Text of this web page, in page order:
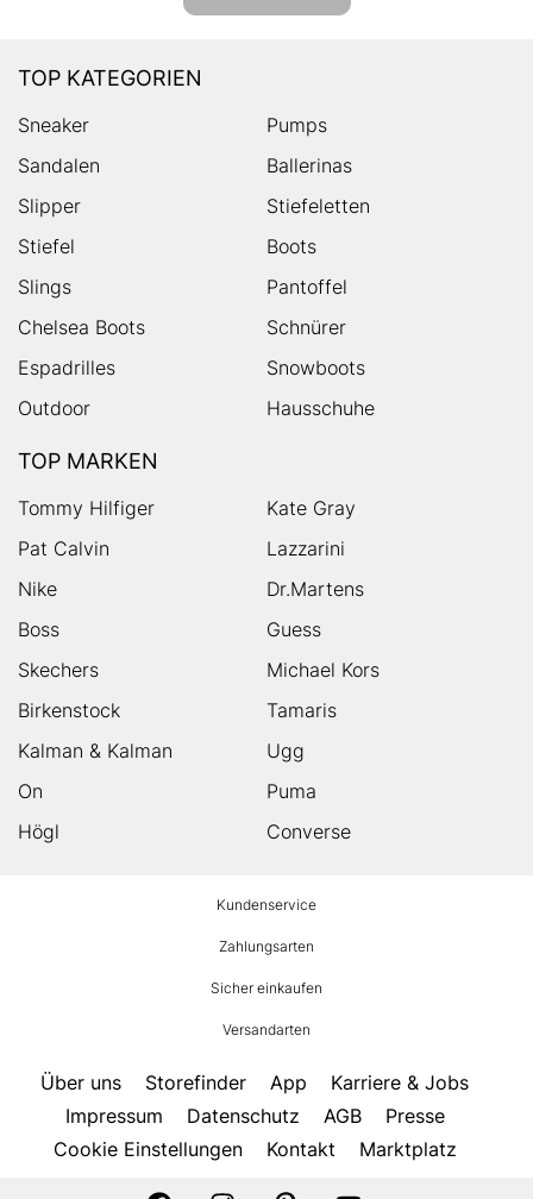
TOP KATEGORIEN
Sneaker
Pumps
Sandalen
Ballerinas
Slipper
Stiefeletten
Stiefel
Boots
Slings
Pantoffel
Chelsea Boots
Schnürer
Espadrilles
Snowboots
Outdoor
Hausschuhe
TOP MARKEN
Tommy Hilfiger
Kate Gray
Pat Calvin
Lazzarini
Nike
Dr.Martens
Boss
Guess
Skechers
Michael Kors
Birkenstock
Tamaris
Kalman & Kalman
Ugg
On
Puma
Högl
Converse
Kundenservice
Zahlungsarten
Sicher einkaufen
Versandarten
Über uns Storefinder App
Karriere & Jobs
Impressum
Datenschutz AGB
Presse
Cookie Einstellungen
Kontakt Marktplatz